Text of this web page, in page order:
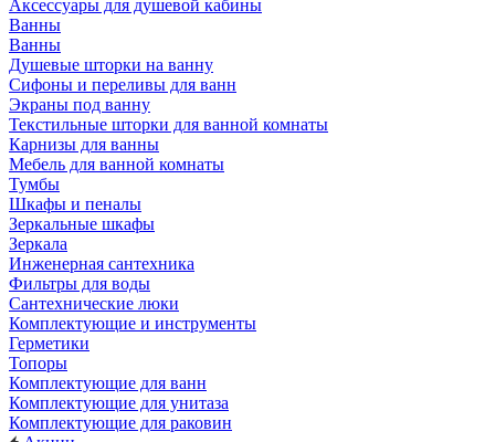
Аксессуары для душевой кабины
Ванны
Ванны
Душевые шторки на ванну
Сифоны и переливы для ванн
Экраны под ванну
Текстильные шторки для ванной комнаты
Карнизы для ванны
Мебель для ванной комнаты
Тумбы
Шкафы и пеналы
Зеркальные шкафы
Зеркала
Инженерная сантехника
Фильтры для воды
Сантехнические люки
Комплектующие и инструменты
Герметики
Топоры
Комплектующие для ванн
Комплектующие для унитаза
Комплектующие для раковин